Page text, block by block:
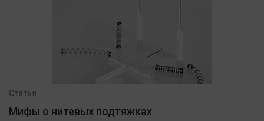
Статья
Мифы о нитевых подтяжках